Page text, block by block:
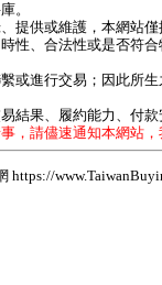
。
提供或維護，本網站僅
性、合法性或是否符
或進行交易；因此所
結果、履約能力、付款
，請儘速通知本網站，
https://